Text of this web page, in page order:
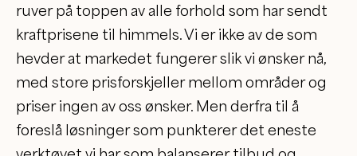
ruver på toppen av alle forhold som har sendt
kraftprisene til himmels. Vi er ikke av de som
hevder at markedet fungerer slik vi ønsker nå,
med store prisforskjeller mellom områder og
priser ingen av oss ønsker. Men derfra til å
foreslå løsninger som punkterer det eneste